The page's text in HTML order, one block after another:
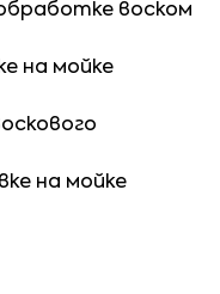
воском
на мойке
на мойке